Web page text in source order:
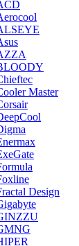
Master
Design